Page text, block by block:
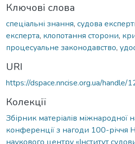
Ключові слова
спеціальні знання, судова
експерта, клопотання сторони,
процесуальне законодавство,
URI
https://dspace.nncise.org.ua/
Колекції
Збірник матеріалів міжнародної
конференції з нагоди 100-річчя